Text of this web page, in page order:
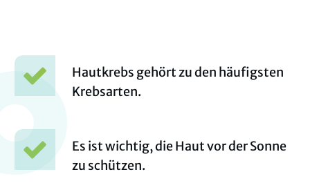
Hautkrebs gehört zu den häufigsten
Krebsarten.
Es ist wichtig, die Haut vor der Sonne
zu schützen.